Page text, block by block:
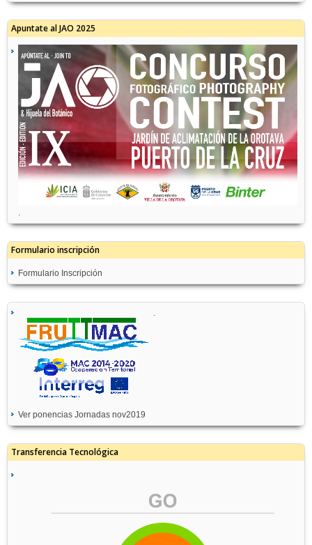
Apuntate al JAO 2025
.
Formulario inscripción
Formulario Inscripción
.
Ver ponencias Jornadas nov2019
Transferencia Tecnológica